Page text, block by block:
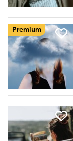
Premium